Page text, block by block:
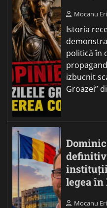
Mocanu
Istoria
politică în
izbucnit
Groazei”
legea în
Mocanu